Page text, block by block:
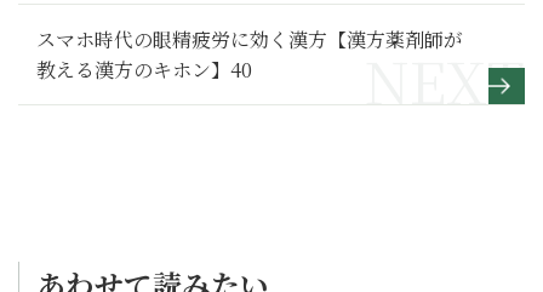
スマホ時代の眼精疲労に効く漢方【漢方薬剤師が
教える漢方のキホン】40